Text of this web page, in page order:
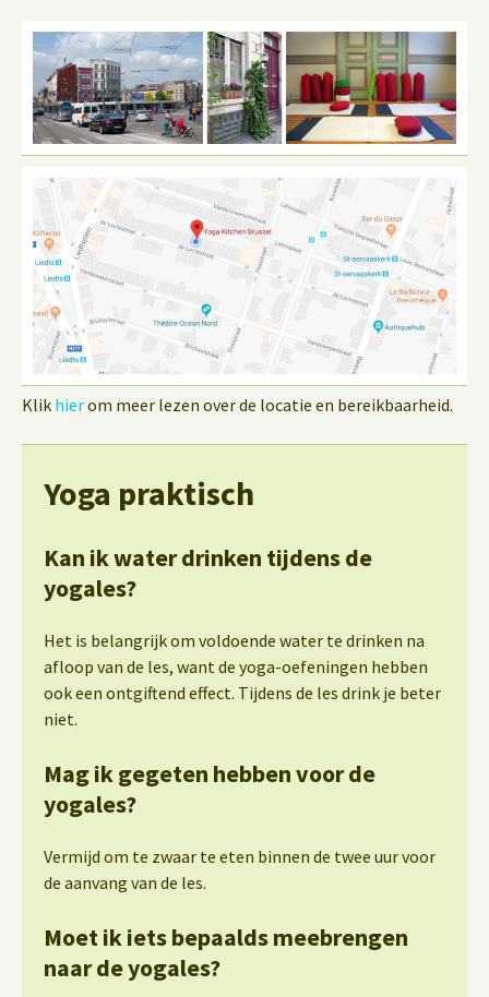
Klik hierom meer lezen over de locatie en bereikbaarheid.
Yoga praktisch
Kan ik water drinken tijdens de
yogales?
Het is belangrijk om voldoende water te drinken na
afloop van de les, want de yoga-oefeningen hebben
ook een ontgiftend effect. Tijdens de les drink je beter
niet.
Mag ik gegeten hebben voor de
yogales?
Vermijd om te zwaar te eten binnen de twee uur voor
de aanvang van de les.
Moet ik iets bepaalds meebrengen
naar de yogales?